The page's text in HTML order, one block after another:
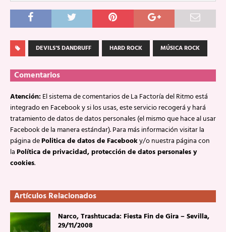
DEVILS’S DANDRUFF HARD ROCK MÚSICA ROCK
Comentarios
Atención:El sistema de comentarios de La Factoría del Ritmo está
integrado en Facebook y si los usas, este servicio recogerá y hará
tratamiento de datos de datos personales (el mismo que hace al usar
Facebook de la manera estándar). Para más información visitar la
página dePolitica de datos de Facebooky/o nuestra página con
laPolítica de privacidad, protección de datos personales y
cookies.
Artículos Relacionados
Narco, Trashtucada: Fiesta Fin de Gira – Sevilla,
29/11/2008